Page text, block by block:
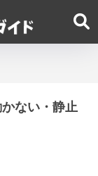
ない・静止